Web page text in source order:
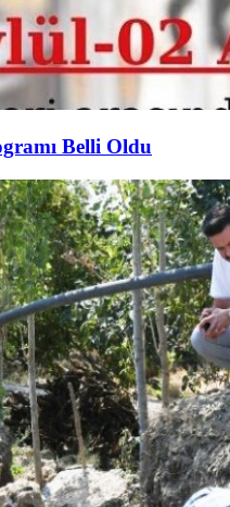
Belli Oldu